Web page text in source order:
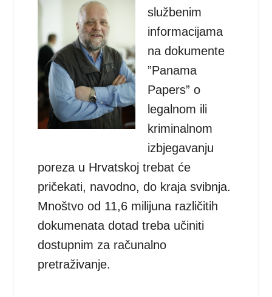
službenim
informacijama
na dokumente
”Panama
Papers” o
legalnom ili
kriminalnom
izbjegavanju
poreza u Hrvatskoj trebat će
pričekati, navodno, do kraja svibnja.
Mnoštvo od 11,6 milijuna različitih
dokumenata dotad treba učiniti
dostupnim za računalno
pretraživanje.